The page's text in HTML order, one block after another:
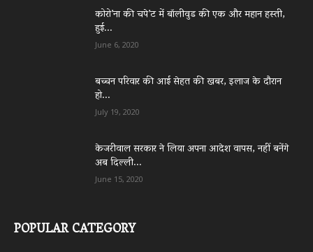
कोरो’ना की चपे’ट में बॉलीवुड की एक और महान हस्ती,
हुई...
June 6, 2020
बच्चन परिवार की आई सेहत की खबर, इलाज के दौरान
हो...
July 19, 2020
केजरीवाल सरकार ने लिया अपना आदेश वापस, नहीं बनेंगे
अब दिल्ली...
June 15, 2020
POPULAR CATEGORY